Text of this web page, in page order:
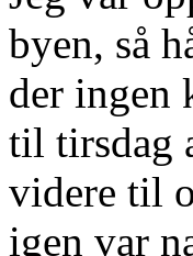
byen, så
der ingen
til tirsdag
videre til
igen var